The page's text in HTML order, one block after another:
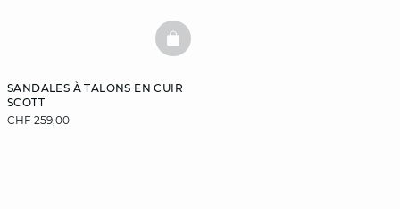
SANDALES À TALONS EN CUIR
SCOTT
CHF 259,00
BASKETFULL